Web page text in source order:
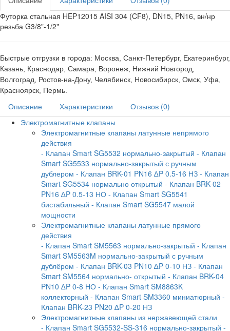
Футорка стальная HEP12015 AISI 304 (CF8), DN15, PN16, вн/нр
резьба G3/8"-1/2"
Быстрые отгрузки в города: Москва, Санкт-Петербург, Екатеринбург,
Казань, Краснодар, Самара, Воронеж, Нижний Новгород,
Волгоград, Ростов-на-Дону, Челябинск, Новосибирск, Омск, Уфа,
Красноярск, Пермь.
Описание Характеристики
Отзывов (0)
Электромагнитные клапаны
Электромагнитные клапаны латунные непрямого
действия
- Клапан Smart SG5532 нормально-закрытый - Клапан
Smart SG5533 нормально-закрытый с ручным
дублером - Клапан BRK-01 PN16 ∆P 0.5-16 НЗ - Клапан
Smart SG5534 нормально открытый - Клапан BRK-02
PN16 ∆P 0.5-13 НО - Клапан Smart SG5541
бистабильный - Клапан Smart SG5547 малой
мощности
Электромагнитные клапаны латунные прямого
действия
- Клапан Smart SM5563 нормально-закрытый - Клапан
Smart SM5563M нормально-закрытый с ручным
дублёром - Клапан BRK-03 PN10 ∆P 0-10 НЗ - Клапан
Smart SM5564 нормально- открытый - Клапан BRK-04
PN10 ∆P 0-8 НО - Клапан Smart SM8863K
коллекторный - Клапан Smart SM3360 миниатюрный -
Клапан BRK-23 PN20 ∆P 0-20 НЗ
Электромагнитные клапаны из нержавеющей стали
- Клапан Smart SG5532-SS-316 нормально-закрытый -